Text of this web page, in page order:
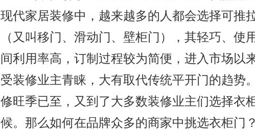
现代家居装修中，越来越多的人都会选择可推
（又叫移门、滑动门、壁柜门），其轻巧、使
间利用率高，订制过程较为简便，进入市场以
受装修业主青睐，大有取代传统平开门的趋势
修旺季已至，又到了大多数装修业主们选择衣
候。那么如何在品牌众多的商家中挑选衣柜门？